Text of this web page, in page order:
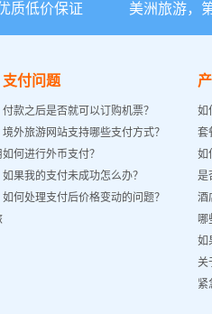
质低价保证 美洲旅游，
支付问题
付款之后是否就可以订购机票？
境外旅游网站支持哪些支付方式？
如何进行外币支付？
如果我的支付未成功怎么办？
如何处理支付后价格变动的问题？
如
套
如
是
酒
哪
如
关
紧